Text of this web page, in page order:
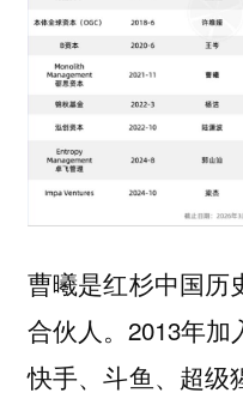
曹曦是红杉中国历
合伙人。2013年加
快手、斗鱼、超级